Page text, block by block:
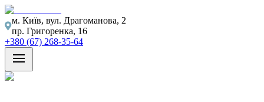
м. Київ, вул. Драгоманова, 2
пр. Григоренка, 16
+380 (67) 268-35-64